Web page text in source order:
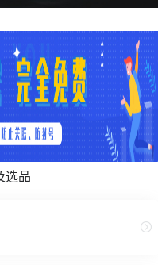
选品